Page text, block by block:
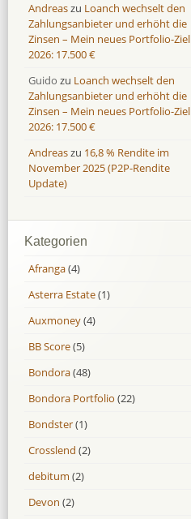
Andreaszu Loanch wechselt den
Zahlungsanbieter und erhöht die
Zinsen – Mein neues Portfolio-Ziel
2026: 17.500 €
Guido zu Loanch wechselt den
Zahlungsanbieter und erhöht die
Zinsen – Mein neues Portfolio-Ziel
2026: 17.500 €
Andreaszu 16,8 % Rendite im
November 2025 (P2P-Rendite
Update)
Kategorien
Afranga(4)
Asterra Estate(1)
Auxmoney(4)
BB Score(5)
Bondora(48)
Bondora Portfolio (22)
Bondster(1)
Crosslend (2)
debitum (2)
Devon (2)